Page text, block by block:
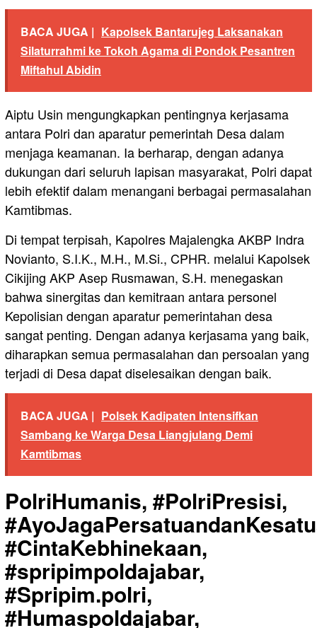
BACA JUGA | Kapolsek Bantarujeg Laksanakan
Silaturrahmi ke Tokoh Agama di Pondok Pesantren
Miftahul Abidin
Aiptu Usin mengungkapkan pentingnya kerjasama
antara Polri dan aparatur pemerintah Desa dalam
menjaga keamanan. Ia berharap, dengan adanya
dukungan dari seluruh lapisan masyarakat, Polri dapat
lebih efektif dalam menangani berbagai permasalahan
Kamtibmas.
Di tempat terpisah, Kapolres Majalengka AKBP Indra
Novianto, S.I.K., M.H., M.Si., CPHR. melalui Kapolsek
Cikijing AKP Asep Rusmawan, S.H. menegaskan
bahwa sinergitas dan kemitraan antara personel
Kepolisian dengan aparatur pemerintahan desa
sangat penting. Dengan adanya kerjasama yang baik,
diharapkan semua permasalahan dan persoalan yang
terjadi di Desa dapat diselesaikan dengan baik.
BACA JUGA | Polsek Kadipaten Intensifkan
Sambang ke Warga Desa Liangjulang Demi
Kamtibmas
PolriHumanis, #PolriPresisi,
#CintaKebhinekaan,
#spripimpoldajabar,
#Spripim.polri,
#Humaspoldajabar,